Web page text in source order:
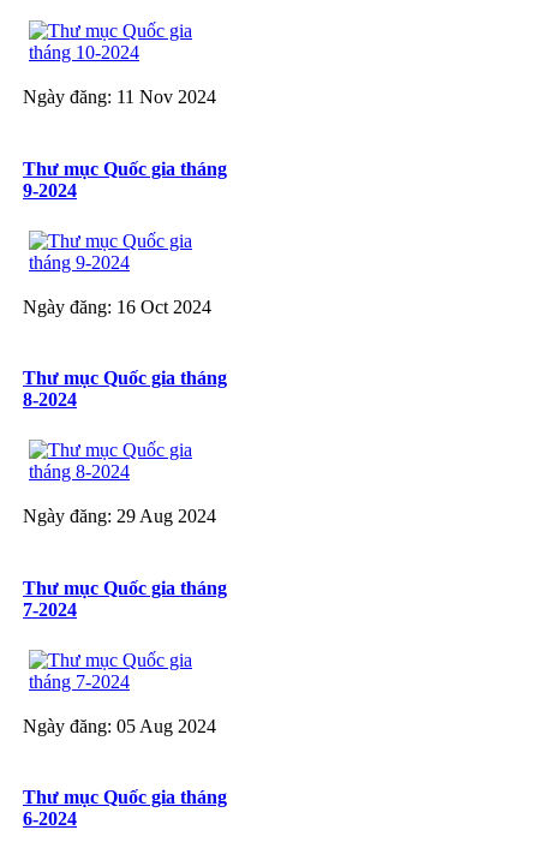
Ngày đăng: 11 Nov 2024
Thư mục Quốc gia tháng
9-2024
Ngày đăng: 16 Oct 2024
Thư mục Quốc gia tháng
8-2024
Ngày đăng: 29 Aug 2024
Thư mục Quốc gia tháng
7-2024
Ngày đăng: 05 Aug 2024
Thư mục Quốc gia tháng
6-2024